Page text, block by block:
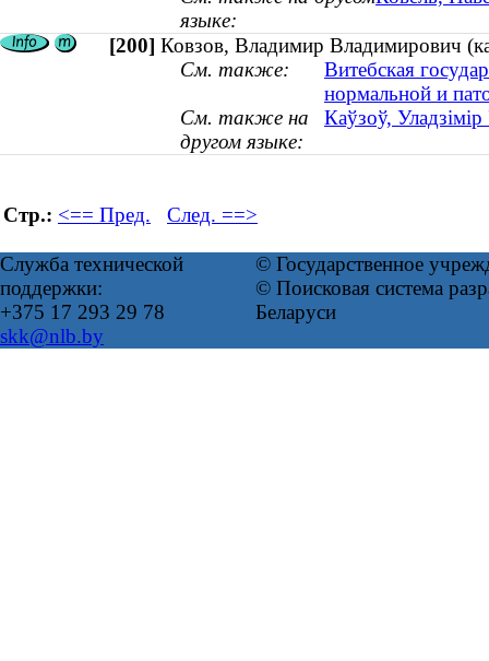
языке:
[200] Ковзов, Владимир Владимирович
См. также:
Витебская
нормальной и
См. также на
другом языке:
Каўзоў,
Стр.: <== Пред. След. ==>
Служба технической
поддержки:
+375 17 293 29 78
skk@nlb.by
© Государственное
© Поисковая система
Беларуси